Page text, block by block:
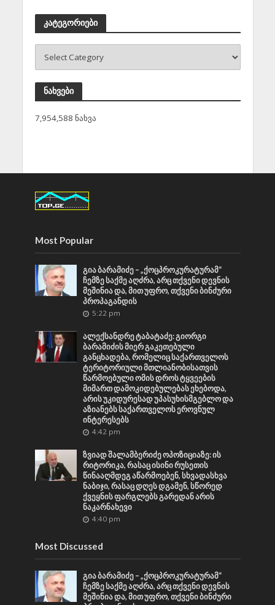
კატეგორიები
ნახვები
7,954,588 ნახვა
Most Popular
გია ბარამიძე – „ქოცპროკურატურამ“
ჩემზე საქმე აღძრა, არც თქვენი დევნის
მეშინია და, მით უფრო, თქვენი ბინძური
პროპაგანდის
5:22 pm
ალექსანდრე ტაბატაძე: გიორგი
ბარამიძის მიერ გაკეთებული
განცხადება, რომელიც საქართველოს
ტერიტორიული მთლიანობისათვის
წარმოებული ომის დროს ტყვეების
მიმართ დამოკიდებულებას ეხებოდა,
არის უკიდურესად უპასუხისმგებლო და
აზიანებს საქართველოს ეროვნულ
ინტერესებს
4:42 pm
ზვიად შალამბერიძე ოპოზიციაზე: ის
რიტორიკა, რასაც ისინი რუსეთის
წინააღმდეგ აწარმოებენ, სხვადასხვა
ნაბიჯი, რასაც დღეს დგამენ, სწორედ
ქვეყნის ფარგლებს გარედან არის
ნაკარნახევი
4:40 pm
Most Discussed
გია ბარამიძე – „ქოცპროკურატურამ“
ჩემზე საქმე აღძრა, არც თქვენი დევნის
მეშინია და, მით უფრო, თქვენი ბინძური